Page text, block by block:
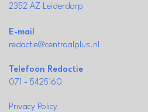
2352 AZ Leiderdorp
E-mail
redactie@centraalplus.nl
Telefoon Redactie
071 - 5425160
Privacy Policy